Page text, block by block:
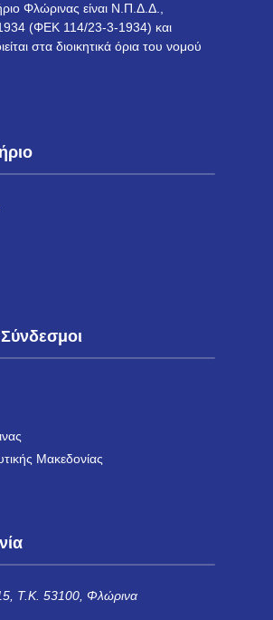
Φλώρινας είναι Ν.Π.Δ.Δ.,
(ΦΕΚ 114/23-3-1934) και
στα διοικητικά όρια του νομού
Μακεδονίας
Τ.Κ. 53100, Φλώρινα